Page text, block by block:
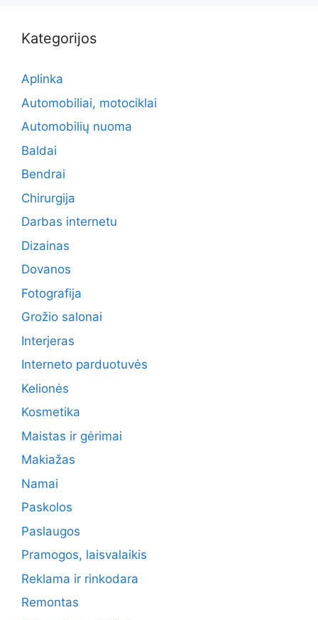
Kategorijos
Aplinka
Automobiliai, motociklai
Automobilių nuoma
Baldai
Bendrai
Chirurgija
Darbas internetu
Dizainas
Dovanos
Fotografija
Grožio salonai
Interjeras
Interneto parduotuvės
Kelionės
Kosmetika
Maistas ir gėrimai
Makiažas
Namai
Paskolos
Paslaugos
Pramogos, laisvalaikis
Reklama ir rinkodara
Remontas